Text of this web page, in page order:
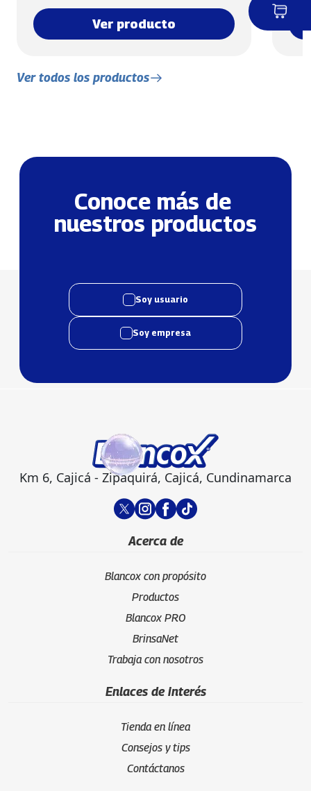
Ver producto
Ver todos los productos
Conoce más de
nuestros productos
Soy usuario
Soy empresa
Km 6, Cajicá - Zipaquirá, Cajicá, Cundinamarca
Acerca de
Blancox con propósito
Productos
Blancox PRO
BrinsaNet
Trabaja con nosotros
Enlaces de interés
Tienda en línea
Consejos y tips
Contáctanos